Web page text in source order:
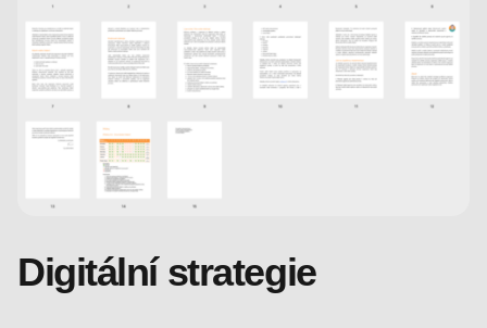
Digitální strategie